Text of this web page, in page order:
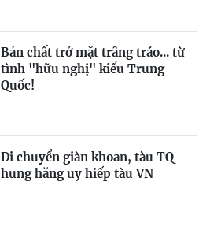
Bản chất trở mặt trâng tráo... từ
tình "hữu nghị" kiểu Trung
Quốc!
Di chuyển giàn khoan, tàu TQ
hung hăng uy hiếp tàu VN